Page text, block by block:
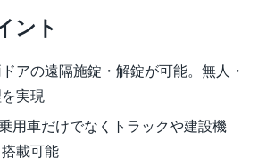
ント
アの遠隔施錠・解錠が可能。無人・
実現
用車だけでなくトラックや建設機
載可能